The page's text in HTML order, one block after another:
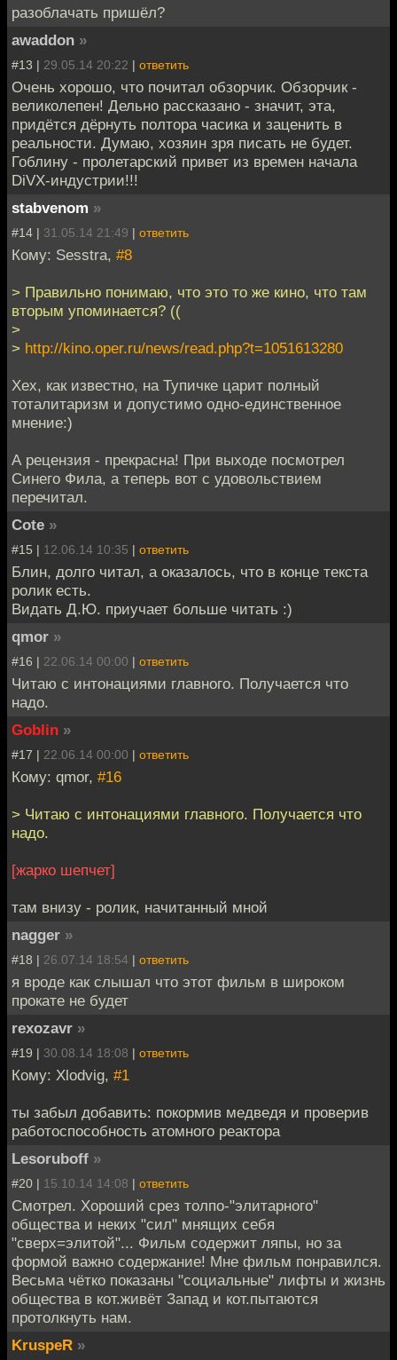
разоблачать пришёл?
awaddon »
#13 | 29.05.14 20:22 | ответить
Очень хорошо, что почитал обзорчик. Обзорчик -
великолепен! Дельно рассказано - значит, эта,
придётся дёрнуть полтора часика и заценить в
реальности. Думаю, хозяин зря писать не будет.
Гоблину - пролетарский привет из времен начала
DiVX-индустрии!!!
stabvenom »
#14 | 31.05.14 21:49 | ответить
Кому: Sesstra, #8
> Правильно понимаю, что это то же кино, что там
вторым упоминается? ((
>
> http://kino.oper.ru/news/read.php?t=1051613280
Хех, как известно, на Тупичке царит полный
тоталитаризм и допустимо одно-единственное
мнение:)
А рецензия - прекрасна! При выходе посмотрел
Синего Фила, а теперь вот с удовольствием
перечитал.
Cote »
#15 | 12.06.14 10:35 | ответить
Блин, долго читал, а оказалось, что в конце текста
ролик есть.
Видать Д.Ю. приучает больше читать :)
qmor »
#16 | 22.06.14 00:00 | ответить
Читаю с интонациями главного. Получается что
надо.
Goblin »
#17 | 22.06.14 00:00 | ответить
Кому: qmor, #16
> Читаю с интонациями главного. Получается что
надо.
[жарко шепчет]
там внизу - ролик, начитанный мной
nagger »
#18 | 26.07.14 18:54 | ответить
я вроде как слышал что этот фильм в широком
прокате не будет
rexozavr »
#19 | 30.08.14 18:08 | ответить
Кому: Xlodvig, #1
ты забыл добавить: покормив медведя и проверив
работоспособность атомного реактора
Lesoruboff »
#20 | 15.10.14 14:08 | ответить
Смотрел. Хороший срез толпо-"элитарного"
общества и неких "сил" мнящих себя
"сверх=элитой"... Фильм содержит ляпы, но за
формой важно содержание! Мне фильм понравился.
Весьма чётко показаны "социальные" лифты и жизнь
общества в кот.живёт Запад и кот.пытаются
протолкнуть нам.
KruspeR »